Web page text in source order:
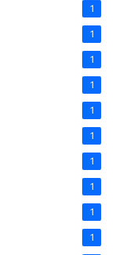
1
1
1
1
1
1
1
1
1
1